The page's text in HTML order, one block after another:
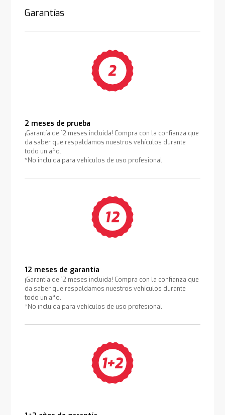
Garantías
2 meses de prueba
¡Garantía de 12 meses incluida! Compra con la confianza que
da saber que respaldamos nuestros vehículos durante
todo un año.
*No incluida para vehículos de uso profesional
12 meses de garantía
¡Garantía de 12 meses incluida! Compra con la confianza que
da saber que respaldamos nuestros vehículos durante
todo un año.
*No incluida para vehículos de uso profesional